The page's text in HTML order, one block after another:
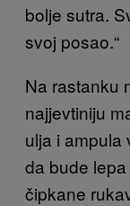
bolje sutra.
svoj posao.“
Na rastanku
najjevtiniju
ulja i ampula
da bude
čipkane